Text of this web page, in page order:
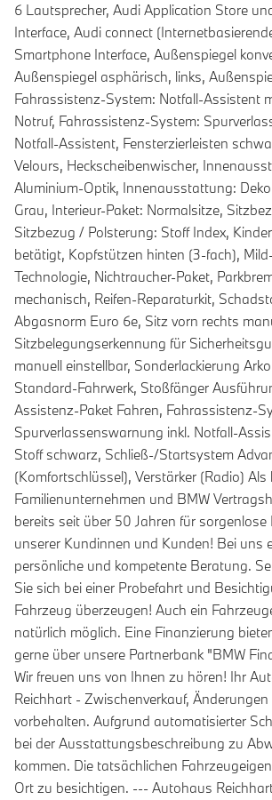
6 Lautsprecher, Audi Application Store
Interface, Audi connect
Smartphone Interface, Außenspiegel
Außenspiegel asphärisch, links,
Fahrassistenz-System: Notfall-Assistent
Notruf, Fahrassistenz-System:
Notfall-Assistent, Fensterzierleisten
Velours, Heckscheibenwischer,
Aluminium-Optik, Innenausstattung:
Grau, Interieur-Paket: Normalsitze,
Sitzbezug / Polsterung: Stoff Index,
betätigt, Kopfstützen hinten (3-fach),
Technologie, Nichtraucher-Paket,
mechanisch, Reifen-Reparaturkit,
Abgasnorm Euro 6e, Sitz vorn rechts
Sitzbelegungserkennung für
manuell einstellbar, Sonderlackierung
Standard-Fahrwerk, Stoßfänger
Assistenz-Paket Fahren, Fahrassistenz-
Spurverlassenswarnung inkl. Notfall-
Stoff schwarz, Schließ-/Startsystem
(Komfortschlüssel), Verstärker (Radio)
Familienunternehmen und BMW
bereits seit über 50 Jahren für sorgenlose
unserer Kundinnen und Kunden! Bei uns
persönliche und kompetente Beratung.
Sie sich bei einer Probefahrt und
Fahrzeug überzeugen! Auch ein
natürlich möglich. Eine Finanzierung
gerne über unsere Partnerbank "BMW
Wir freuen uns von Ihnen zu hören! Ihr
Reichhart - Zwischenverkauf,
vorbehalten. Aufgrund automatisierter
bei der Ausstattungsbeschreibung zu
kommen. Die tatsächlichen
Ort zu besichtigen. --- Autohaus